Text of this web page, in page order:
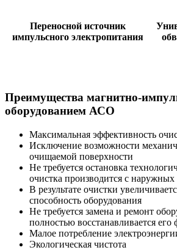
Переносной источник
импульсного электропитания
Преимущества магнитно-
оборудованием АСО
Максимальная эффективность
Исключение возможности
очищаемой поверхности
Не требуется остановка
очистка производится с наружных
В результате очистки
способность оборудования
Не требуется замена и ремонт
полностью восстанавливается
Малое потребление
Экологическая чистота